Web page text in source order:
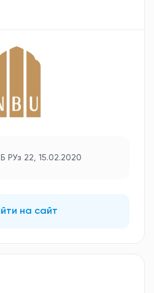
РУз 22, 15.02.2020
на сайт